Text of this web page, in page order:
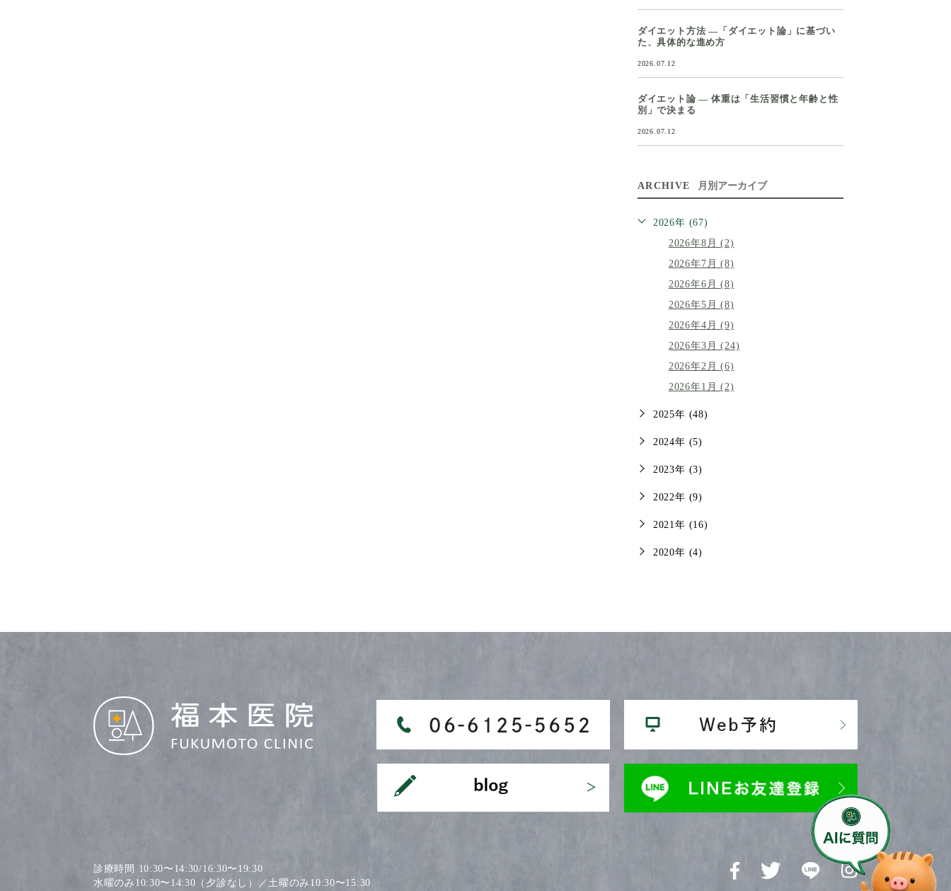
ダイエット方法 ―「ダイエット論」に基づい
た、具体的な進め方
2026.07.12
ダイエット論 ― 体重は「生活習慣と年齢と性
別」で決まる
2026.07.12
ARCHIVE 月別アーカイブ
2026年 (67)
2026年8月 (2)
2026年7月 (8)
2026年6月 (8)
2026年5月 (8)
2026年4月 (9)
2026年3月 (24)
2026年2月 (6)
2026年1月 (2)
2025年 (48)
2024年 (5)
2023年 (3)
2022年 (9)
2021年 (16)
2020年 (4)
診療時間 10:30〜14:30/16:30〜19:30
水曜のみ10:30〜14:30（夕診なし）／土曜のみ10:30〜15:30